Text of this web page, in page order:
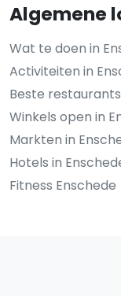
Algemene
Wat te doen in
Activiteiten in
Beste
Winkels open in
Markten in
Hotels in
Fitness Enschede